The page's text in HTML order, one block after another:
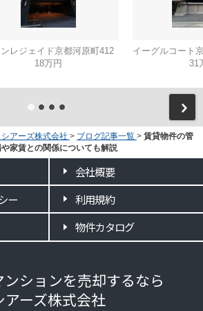
レジェイド京都河原町412
18万円
31
アーズ株式会社 > ブログ記事一覧 > 賃貸物件の管
家賃との関係についても解説
会社概要
ー
利用規約
物件カタログ
ションを売却するなら
アーズ株式会社